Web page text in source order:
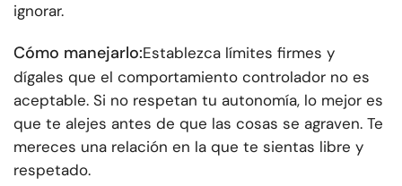
ignorar.
Cómo manejarlo:Establezca límites firmes y
dígales que el comportamiento controlador no es
aceptable. Si no respetan tu autonomía, lo mejor es
que te alejes antes de que las cosas se agraven. Te
mereces una relación en la que te sientas libre y
respetado.